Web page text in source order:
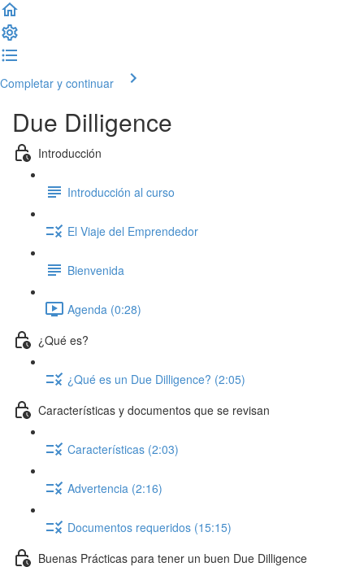
Completar y continuar
Due Dilligence
Introducción
Introducción al curso
El Viaje del Emprendedor
Bienvenida
Agenda (0:28)
¿Qué es?
¿Qué es un Due Dilligence? (2:05)
Características y documentos que se revisan
Características (2:03)
Advertencia (2:16)
Documentos requeridos (15:15)
Buenas Prácticas para tener un buen Due Dilligence